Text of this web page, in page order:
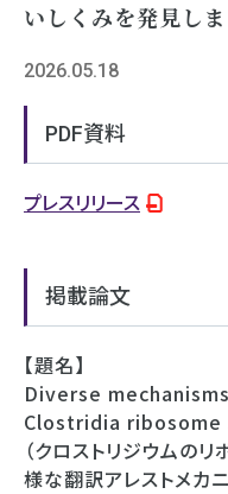
いしくみを発見し
2026.05.18
PDF資料
プレスリリース
掲載論文
【題名】
Diverse
Clostridia
（クロストリジウムの
様な翻訳アレストメカニ